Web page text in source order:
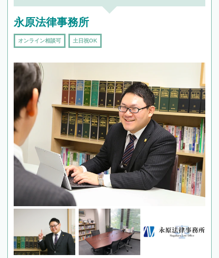
永原法律事務所
オンライン相談可 土日祝OK